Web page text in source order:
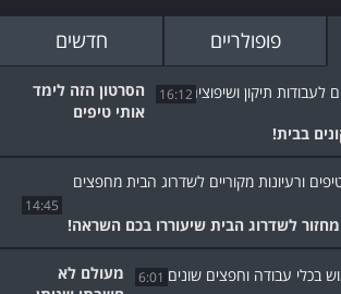
פופולריים חדשים
16:12
הסרטון הזה לימד
אותי טיפים
בבית!
14:45
6:01
מעולם לא